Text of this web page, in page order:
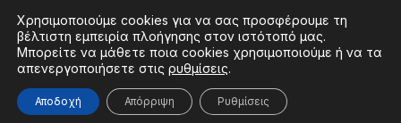
Όνομα*
Ελληνικά
Χρησιμοποιούμε cookies για να σας προσφέρουμε τη
βέλτιστη εμπειρία πλοήγησης στον ιστότοπό μας.
Μπορείτε να μάθετε ποια cookies χρησιμοποιούμε ή να τα
απενεργοποιήσετε στις ρυθμίσεις.
Αποδοχή Απόρριψη Ρυθμίσεις